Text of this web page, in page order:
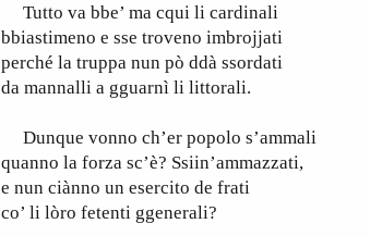
Tutto va bbe’ ma cqui li cardinali
bbiastimeno e sse troveno imbrojjati
perché la truppa nun pò ddà ssordati
da mannalli a gguarnì li littorali.
Dunque vonno ch’er popolo s’ammali
quanno la forza sc’è? Ssiin’ammazzati,
e nun ciànno un esercito de frati
co’ li lòro fetenti ggenerali?